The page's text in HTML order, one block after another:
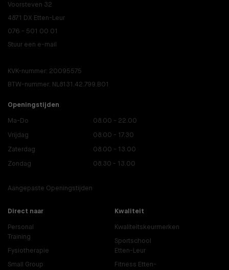
Voorsteven 32
4871 DX Etten-Leur
076 - 501 00 01
Stuur een e-mail
KVK-nummer: 20095575
BTW-nummer: NL8131.42.799.B01
Openingstijden
Ma-Do 08.00 - 22.00
Vrijdag 08.00 - 17.30
Zaterdag 08.00 - 13.00
Zondag 08.30 - 13.00
Aangepaste Openingstijden
Direct naar
Personal
Training
Fysiotherapie
Small Group
Kwaliteit
Kwaliteitskeurmerken
Sportschool
Etten-Leur
Fitness Etten-